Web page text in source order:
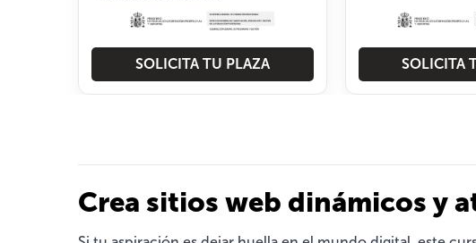
SOLICITA TU PLAZA SOLICITA
Crea sitios web dinámicos y